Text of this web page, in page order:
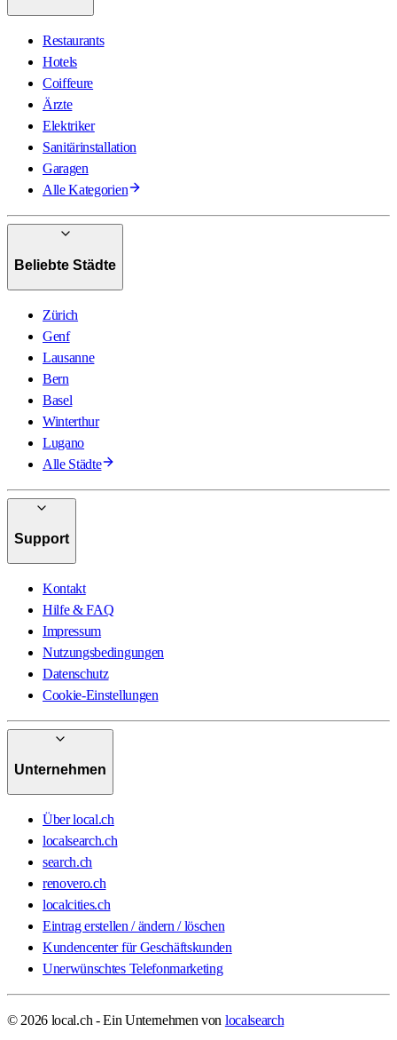
Restaurants
Hotels
Coiffeure
Ärzte
Elektriker
Sanitärinstallation
Garagen
Alle Kategorien
Beliebte Städte
Zürich
Genf
Lausanne
Bern
Basel
Winterthur
Lugano
Alle Städte
Support
Kontakt
Hilfe & FAQ
Impressum
Nutzungsbedingungen
Datenschutz
Cookie-Einstellungen
Unternehmen
Über local.ch
localsearch.ch
search.ch
renovero.ch
localcities.ch
Eintrag erstellen / ändern / löschen
Kundencenter für Geschäftskunden
Unerwünschtes Telefonmarketing
© 2026 local.ch - Ein Unternehmen von localsearch